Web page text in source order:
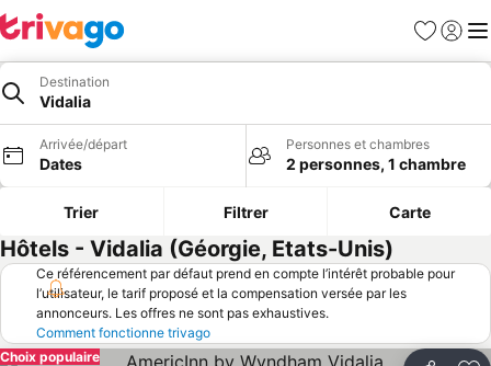
Favoris
Se
Destination
Vidalia
Arrivée/départ
Dates
Personnes et chambres
2 personnes, 1 chambre
Trier Filtrer Carte
Hôtels - Vidalia (Géorgie, Etats-Unis)
Ce référencement par défaut prend en compte l’intérêt probable pour
l’utilisateur, le tarif proposé et la compensation versée par les
annonceurs. Les offres ne sont pas exhaustives.
Comment fonctionne trivago
Choix populaire